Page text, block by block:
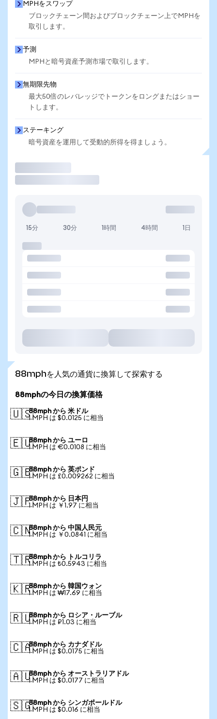
MPHをスワップ
ブロックチェーン間およびブロックチェーン上でMPHを
取引します。
予測
MPHと暗号資産予測市場で取引します。
無期限先物
最大50倍のレバレッジでトークンをロングまたはショー
トします。
ステーキング
暗号資産を運用して受動的所得を得ましょう。
15分 30分 1時間 4時間 1日
88mphを人気の通貨に換算して探索する
88mphの今日の換算価格
🇺🇸88mph から 米ドル
1 MPH は $0.0125 に相当
🇪🇺88mph から ユーロ
1 MPH は €0.0108 に相当
🇬🇧88mph から 英ポンド
1 MPH は £0.009262 に相当
🇯🇵88mph から 日本円
1 MPH は ￥1.97 に相当
🇨🇳88mph から 中国人民元
1 MPH は ￥0.0841 に相当
🇹🇷88mph から トルコリラ
1 MPH は ₺0.5943 に相当
🇰🇷88mph から 韓国ウォン
1 MPH は ₩17.69 に相当
🇷🇺88mph から ロシア・ルーブル
1 MPH は ₽1.03 に相当
🇨🇦88mph から カナダドル
1 MPH は $0.0175 に相当
🇦🇺88mph から オーストラリアドル
1 MPH は $0.0177 に相当
🇸🇬88mph から シンガポールドル
1 MPH は $0.016 に相当